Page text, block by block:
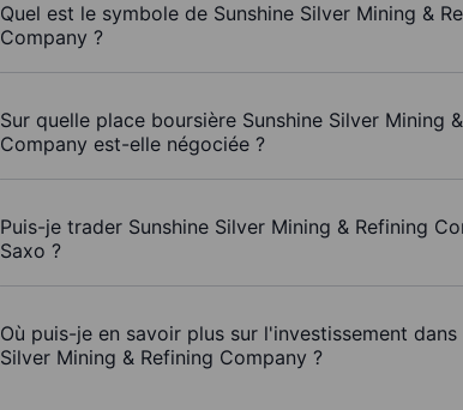
Quel est le symbole de Sunshine Silver Mining &
Company ?
Sur quelle place boursière Sunshine Silver Mining
Company est-elle négociée ?
Puis-je trader Sunshine Silver Mining & Refining
Saxo ?
Où puis-je en savoir plus sur l'investissement dans
Silver Mining & Refining Company ?